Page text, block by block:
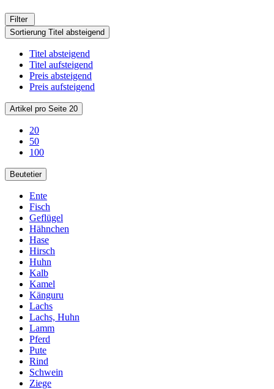
Filter
Sortierung Titel absteigend
Titel absteigend
Titel aufsteigend
Preis absteigend
Preis aufsteigend
Artikel pro Seite 20
20
50
100
Beutetier
Ente
Fisch
Geflügel
Hähnchen
Hase
Hirsch
Huhn
Kalb
Kamel
Känguru
Lachs
Lachs, Huhn
Lamm
Pferd
Pute
Rind
Schwein
Ziege